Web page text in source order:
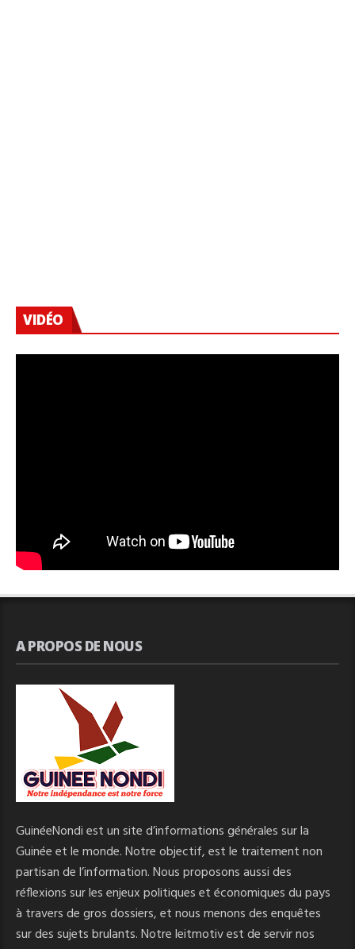
VIDÉO
A PROPOS DE NOUS
GuinéeNondi est un site d’informations générales sur la
Guinée et le monde. Notre objectif, est le traitement non
partisan de l’information. Nous proposons aussi des
réflexions sur les enjeux politiques et économiques du pays
à travers de gros dossiers, et nous menons des enquêtes
sur des sujets brulants. Notre leitmotiv est de servir nos